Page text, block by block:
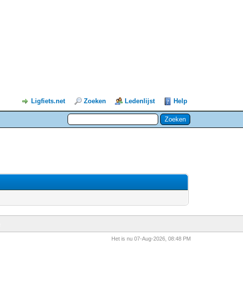
Ligfiets.net Zoeken Ledenlijst Help
Het is nu 07-Aug-2026, 08:48 PM